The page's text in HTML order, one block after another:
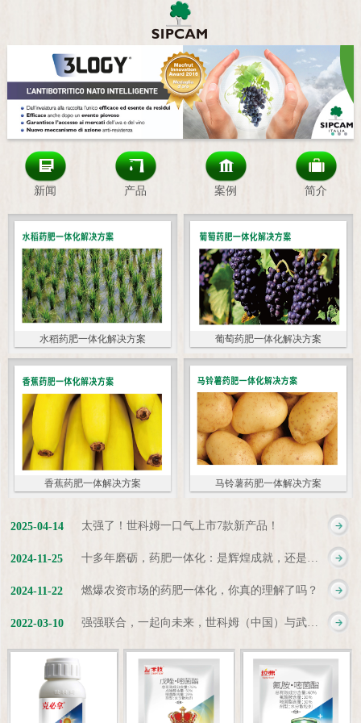
新闻 产品 案例 简介
水稻药肥一体化解决方案 葡萄药肥一体化解决方案
香蕉药肥一体解决方案 马铃薯药肥一体解决方案
太强了！世科姆一口气上市7款新产品！
2025-04-14
十多年磨砺，药肥一体化：是辉煌成就，还是新起点？
2024-11-25
燃爆农资市场的药肥一体化，你真的理解了吗？
2024-11-22
强强联合，一起向未来，世科姆（中国）与武汉科诺达成战略合作协议
2022-03-10